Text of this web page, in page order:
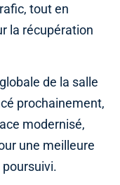
tout en
la récupération
de la salle
prochainement,
modernisé,
une meilleure